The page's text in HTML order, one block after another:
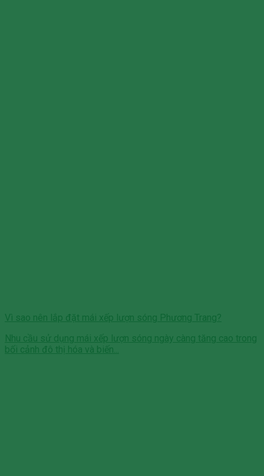
Vì sao nên lắp đặt mái xếp lượn sóng Phương Trang?
Nhu cầu sử dụng mái xếp lượn sóng ngày càng tăng cao trong
bối cảnh đô thị hóa và biến...